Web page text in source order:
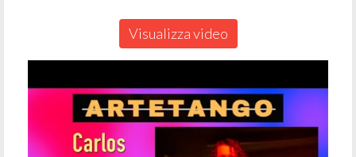
Visualizza video